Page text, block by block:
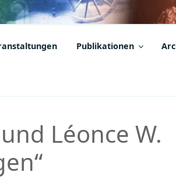
Publikationen
Léonce W.